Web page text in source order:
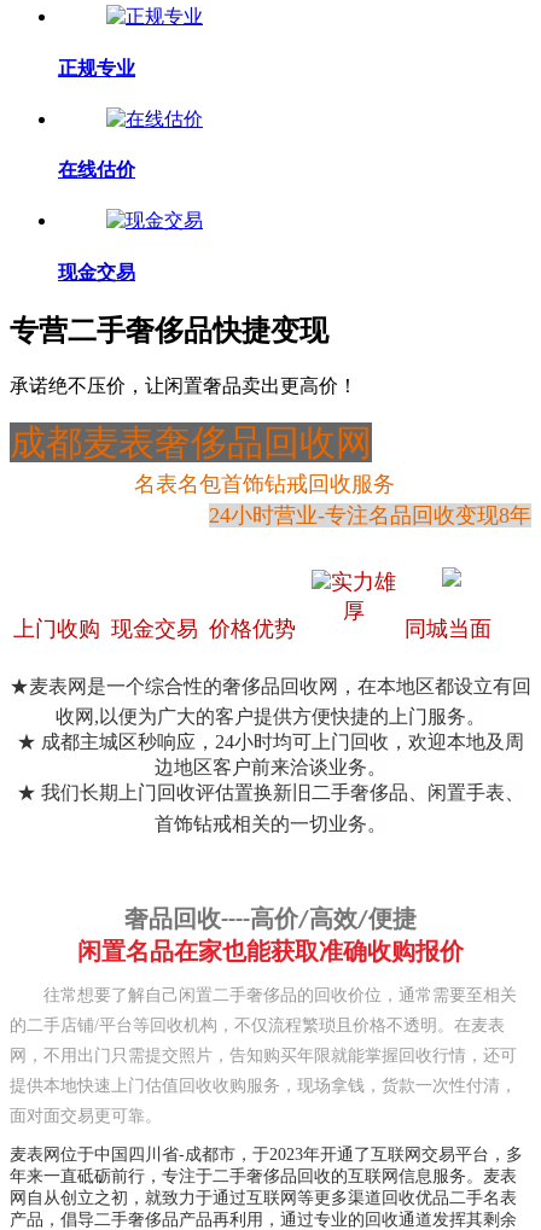
正规专业
在线估价
现金交易
专营二手奢侈品快捷变现
承诺绝不压价，让闲置奢品卖出更高价！
成都麦表奢侈品回收网
名表名包首饰钻戒回收服务
24小时营业-专注名品回收变现8年
上门收购 现金交易 价格优势
实力雄
厚
同城当面
★麦表网是一个综合性的奢侈品回收网，在本地区都设立有回
收网,以便为广大的客户提供方便快捷的上门服务。
★ 成都主城区秒响应，24小时均可上门回收，欢迎本地及周
边地区客户前来洽谈业务。
★ 我们长期上门回收评估置换新旧二手奢侈品、闲置手表、
首饰钻戒相关的一切业务。
奢品回收----高价/高效/便捷
闲置名品在家也能获取准确收购报价
往常想要了解自己闲置二手奢侈品的回收价位，通常需要至相关
的二手店铺/平台等回收机构，不仅流程繁琐且价格不透明。在麦表
网，不用出门只需提交照片，告知购买年限就能掌握回收行情，还可
提供本地快速上门估值回收收购服务，现场拿钱，货款一次性付清，
面对面交易更可靠。
麦表网位于中国四川省-成都市，于2023年开通了互联网交易平台，多
年来一直砥砺前行，专注于二手奢侈品回收的互联网信息服务。麦表
网自从创立之初，就致力于通过互联网等更多渠道回收优品二手名表
产品，倡导二手奢侈品产品再利用，通过专业的回收通道发挥其剩余